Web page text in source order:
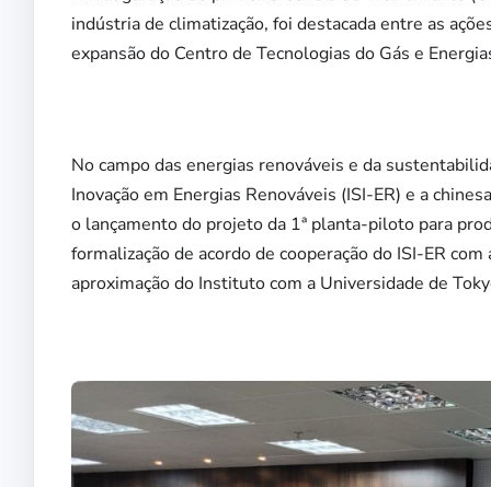
indústria de climatização, foi destacada entre as
expansão do Centro de Tecnologias do Gás e
No campo das energias renováveis e da
Inovação em Energias Renováveis (ISI-ER) e a
o lançamento do projeto da 1ª planta-piloto para
formalização de acordo de cooperação do ISI-ER
aproximação do Instituto com a Universidade de